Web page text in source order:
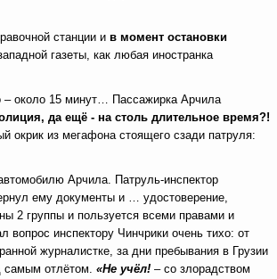
станции и в момент остановки
газеты, как любая иностранка
– около 15 минут… Пассажирка Арчила
да ещё - на столь длительное время?!
окрик из мегафона стоящего сзади патруля:
Арчила. Патруль-инспектор
ему документы и … удостоверение,
2 группы и пользуется всеми правами и
вопрос инспектору Чинчрики очень тихо: от
журналистке, за дни пребывания в Грузии
самым отлётом. «Не учёл! –со злорадством